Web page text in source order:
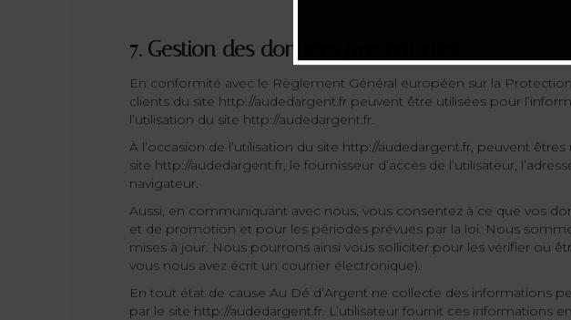
7. Gestion des données personnelles
En conformité avec le Règlement Général européen sur la
clients du site http://audedargent.fr peuvent être utilisées pour
l’utilisation du site http://audedargent.fr.
À l’occasion de l’utilisation du site http://audedargent.fr, peuvent
site http://audedargent.fr, le fournisseur d’accès de l’utilisateur,
navigateur.
Aussi, en communiquant avec nous, vous consentez à ce que vos
et de promotion et pour les périodes prévues par la loi. Nous
mises à jour. Nous pourrons ainsi vous solliciter pour les vérifier ou
vous nous avez écrit un courrier électronique).
En tout état de cause Au Dé d’Argent ne collecte des informations
par le site http://audedargent.fr. L’utilisateur fournit ces